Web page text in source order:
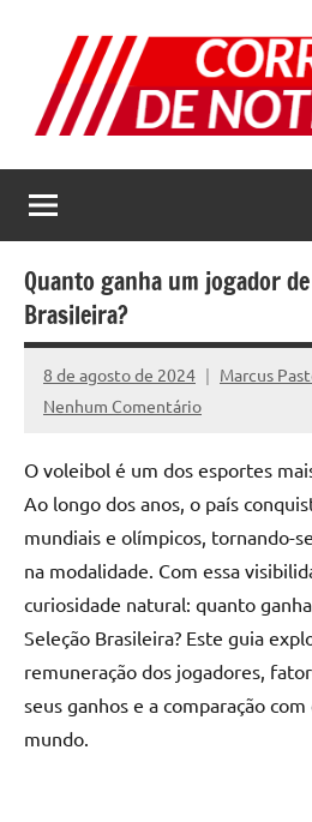
conteúdo
Correio
de
Notícias
as
melhores
notícias
da
internet
Quanto ganha um jogador
Brasileira?
8 de agosto de 2024
Marcus
Nenhum Comentário
O voleibol é um dos esportes
Ao longo dos anos, o país
mundiais e olímpicos, tornando-
na modalidade. Com essa
curiosidade natural: quanto
Seleção Brasileira? Este guia
remuneração dos jogadores,
seus ganhos e a comparação
mundo.